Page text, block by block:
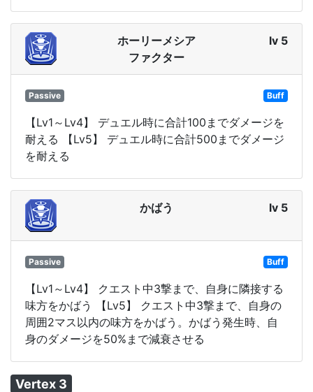
ホーリーメシア
ファクター
lv 5
Passive Buff
【Lv1～Lv4】 デュエル時に合計100までダメージを
耐える 【Lv5】 デュエル時に合計500までダメージ
を耐える
かばう lv 5
Passive Buff
【Lv1～Lv4】 クエスト中3撃まで、自身に隣接する
味方をかばう 【Lv5】 クエスト中3撃まで、自身の
周囲2マス以内の味方をかばう。かばう発生時、自
身のダメージを50%まで減衰させる
Vertex 3